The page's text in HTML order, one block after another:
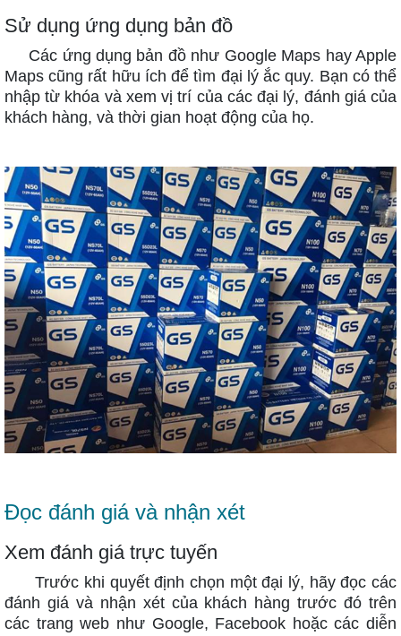
Sử dụng ứng dụng bản đồ
Các ứng dụng bản đồ như Google Maps hay Apple
Maps cũng rất hữu ích để tìm đại lý ắc quy. Bạn có thể
nhập từ khóa và xem vị trí của các đại lý, đánh giá của
khách hàng, và thời gian hoạt động của họ.
Đọc đánh giá và nhận xét
Xem đánh giá trực tuyến
Trước khi quyết định chọn một đại lý, hãy đọc các
đánh giá và nhận xét của khách hàng trước đó trên
các trang web như Google, Facebook hoặc các diễn